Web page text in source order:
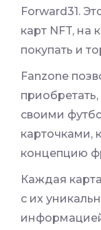
Forward31.
карт NFT, на
покупать и
Fanzone
своими
карточками,
концепцию
Каждая
с их